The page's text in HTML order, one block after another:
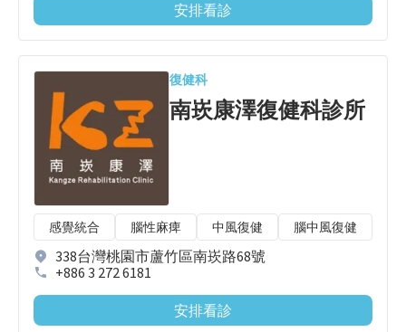
安排看診
復健科
南崁康澤復健科診所
感覺統合 腦性麻痺 中風復健 腦中風復健
338台灣桃園市蘆竹區南崁路68號
+886 3 272 6181
安排看診